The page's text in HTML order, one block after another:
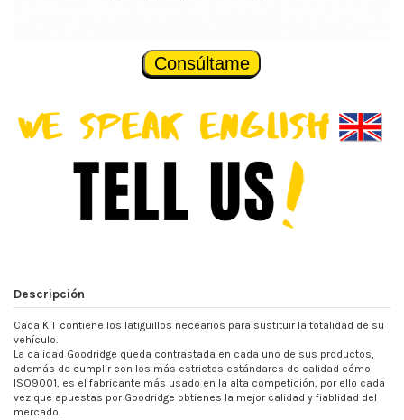
Consúltame
Descripción
Cada KIT contiene los latiguillos necearios para sustituir la totalidad de su
vehículo.
La calidad Goodridge queda contrastada en cada uno de sus productos,
además de cumplir con los más estrictos estándares de calidad cómo
ISO9001, es el fabricante más usado en la alta competición, por ello cada
vez que apuestas por Goodridge obtienes la mejor calidad y fiablidad del
mercado.